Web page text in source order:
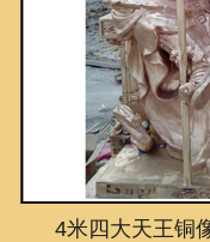
4米四大天王铜